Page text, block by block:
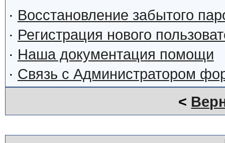
· Восстановление забытого
· Регистрация нового
· Наша документация помощи
· Связь с Администратором
<